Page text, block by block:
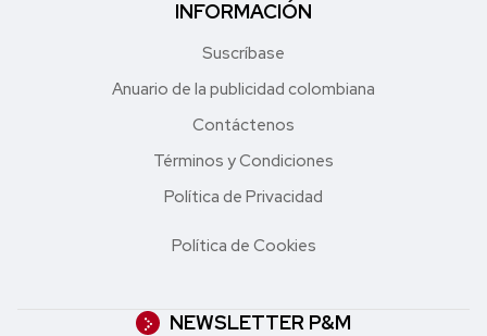
INFORMACIÓN
Suscríbase
Anuario de la publicidad colombiana
Contáctenos
Términos y Condiciones
Política de Privacidad
Política de Cookies
NEWSLETTER P&M